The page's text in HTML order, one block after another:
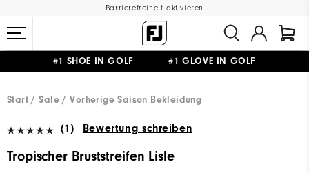
Barrierefreiheit aktivieren
#1 SHOE IN GOLF #1 GLOVE IN GOLF
Start
Sale Vorherige Saison Bekleidung
(1) Bewertung schreiben
Tropischer Bruststreifen Lisle